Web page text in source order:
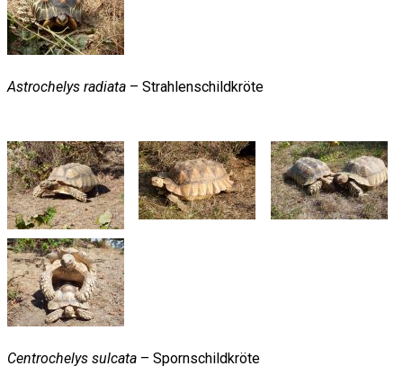
Astrochelys radiata – Strahlenschildkröte
Centrochelys sulcata – Spornschildkröte